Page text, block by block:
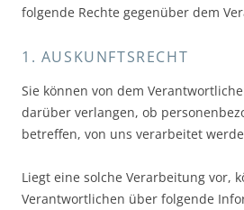
folgende Rechte gegenüber dem
1. AUSKUNFTSRECHT
Sie können von dem
darüber verlangen, ob
betreffen, von uns verarbeitet
Liegt eine solche Verarbeitung vor,
Verantwortlichen über folgende